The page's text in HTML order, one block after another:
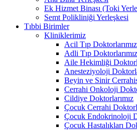
Ek Hizmet Binası (Toki
Semt Polikliniği Yerleşkesi
Tıbbi Birimler
Kliniklerimiz
Acil Tıp Doktorlarımız
Adli Tıp Doktorlarımız
Aile Hekimliği
Anesteziyoloji
Beyin ve Sinir
Cerrahi Onkoloji
Cildiye Doktorlarımız
Çocuk Cerrahi
Çocuk Endokrinoloji
Çocuk Hastalıkları